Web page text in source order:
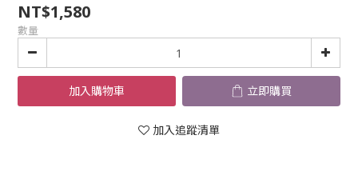
NT$1,580
數量
加入購物車 立即購買
加入追蹤清單